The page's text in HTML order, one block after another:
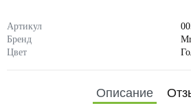
Артикул
Бренд
Цвет
Описание